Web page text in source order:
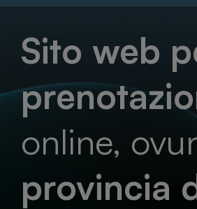
Sito web
online,
provincia